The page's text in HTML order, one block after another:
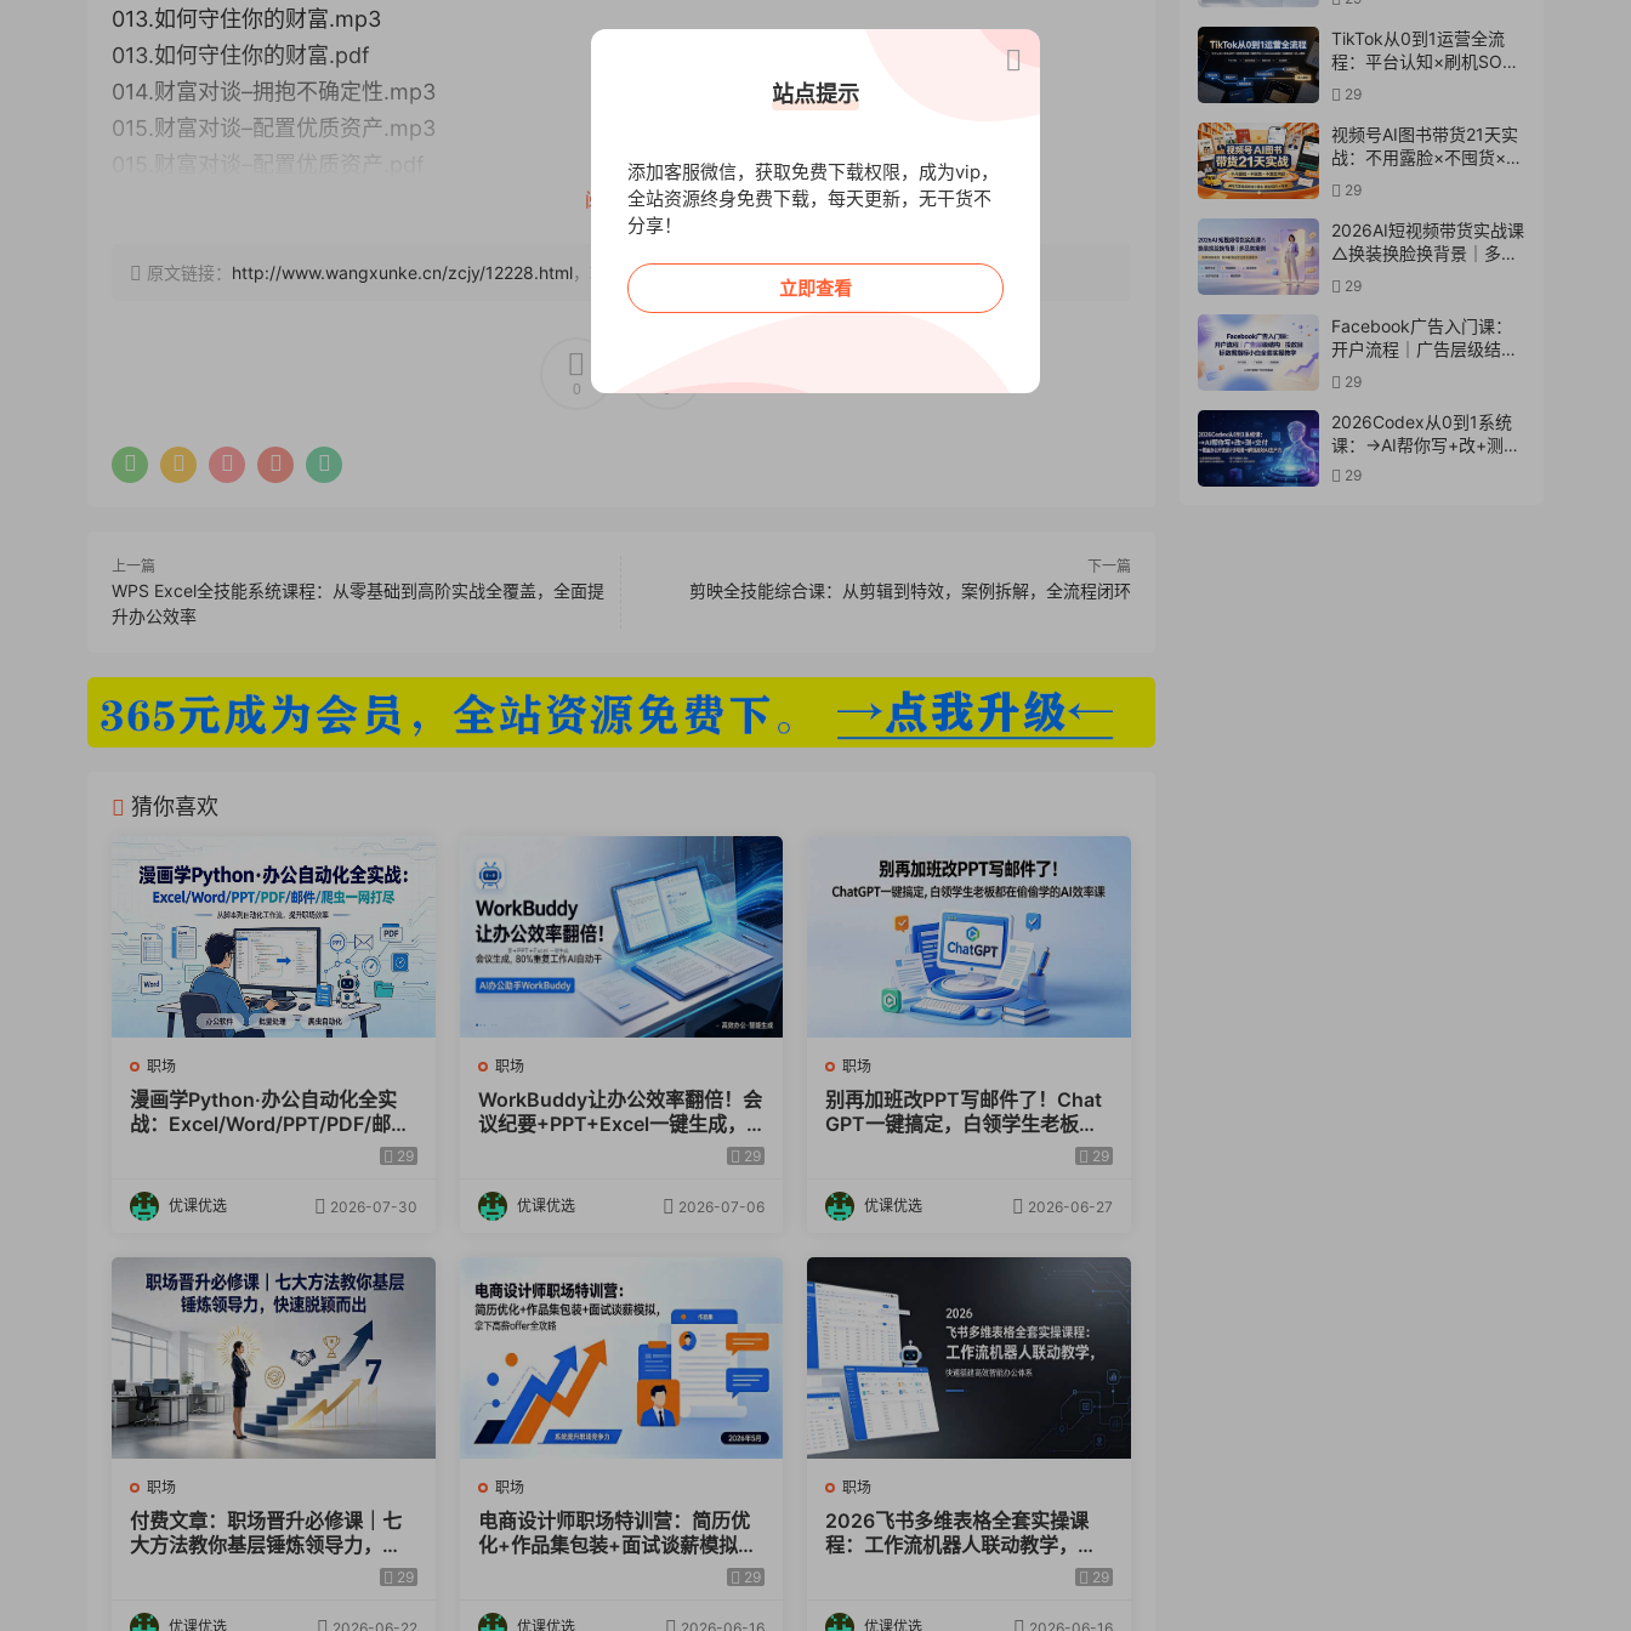
013.如何守住你的财富.mp3
013.如何守住你的财富.pdf
014.财富对谈–拥抱不确定性.mp3
015.财富对谈–配置优质资产.mp3
015.财富对谈–配置优质资产.pdf
017.规划你的财富蓝图.pdf
020.理财必修课：入手有法，实操有径，规划有术.pdf
022.财富“四库”_现金、保险、目标及金鹅的规划秘籍.pdf
023.国债逆回购.pdf
025.投资之路，养大你的金鹅有诀窍.pdf
026.一则故事轻松看透保险的本质.pdf
028.人工智能里的财富趋势.pdf
029.深层内幕，助你赚到第一笔100万.pdf
030.案例拆解_336万亏掉95%，有些韭菜，不割你都对不起镰刀.pdf
032.当下的财富趋势（3月第一周）.pdf
033.当下的财富趋势（3月第二周）.pdf
034.普通人的财富加速器.pdf
035.女性财富增长秘籍.pdf
036.醍醐灌顶的财富积累法则.pdf
037.家庭创富指南_大中产家庭养成.pdf
038.财富密码_接下来2-3年的财富趋势.pdf
039.3月24日一周财富趋势.pdf
040.3月31日一周财富趋势.pdf
043.4月6日一周财富趋势.pdf
044.赚钱第1步，放下羞耻心.pdf
045.美国关税后续的趋势.pdf
046.月入过万、人均五险一金是否常见.pdf
047.想要发财就必须先“懂道理”.pdf
048.要想创富守财，远离蠢人.pdf
049.4月14日一周财富趋势.pdf
050.从关税战看未来5-10年普通人的财富布局.pdf
051.大A赚钱的思路.pdf
052.优质房产配置–城市的发展.pdf
053.4月21一周财富趋势.pdf
阅读全文
原文链接： http://www.wangxunke.cn/zcjy/12228.html，转载请注明出处~~~
0
上一篇
WPS Excel全技能系统课程：从零基础到高阶实战全覆盖，全面提
升办公效率
下一篇
剪映全技能综合课：从剪辑到特效，案例拆解，全流程闭环
猜你喜欢
职场
漫画学Python·办公自动化全实
战：Excel/Word/PPT/PDF/邮
29
优课优选 2026-07-30
职场
WorkBuddy让办公效率翻倍！会
议纪要+PPT+Excel一键生成，8
29
优课优选 2026-07-06
职场
别再加班改PPT写邮件了！Chat
GPT一键搞定，白领学生老板都
29
优课优选 2026-06-27
职场
付费文章：职场晋升必修课｜七
大方法教你基层锤炼领导力，快
29
优课优选
职场
电商设计师职场特训营：简历优
化+作品集包装+面试谈薪模拟，
29
优课优选
职场
2026飞书多维表格全套实操课
程：工作流机器人联动教学，快
29
优课优选
实操教学
TikTok从0到1运营全流
程：平台认知×刷机SOP×
指纹浏览器×爆款对标
×Kalodata选品×店铺后台
×达人建联
29
视频号AI图书带货21天实
战：不用露脸×不囤货×不
发愁内容，AI写文案做视
频挂小黄车，佣金
50%+爆单
29
2026AI短视频带货实战课
△换装换脸换背景｜多品
类案例｜矩阵橱窗运营全
套实操教学
29
Facebook广告入门课：
开户流程｜广告层级结构
｜投放目标数据指标小白
全套实操教学
29
2026Codex从0到1系统
课：→AI帮你写+改+测
+交付→覆盖办公开发设
29
站点提示
添加客服微信，获取免费下载权限，成为vip，
全站资源终身免费下载，每天更新，无干货不
分享！
立即查看